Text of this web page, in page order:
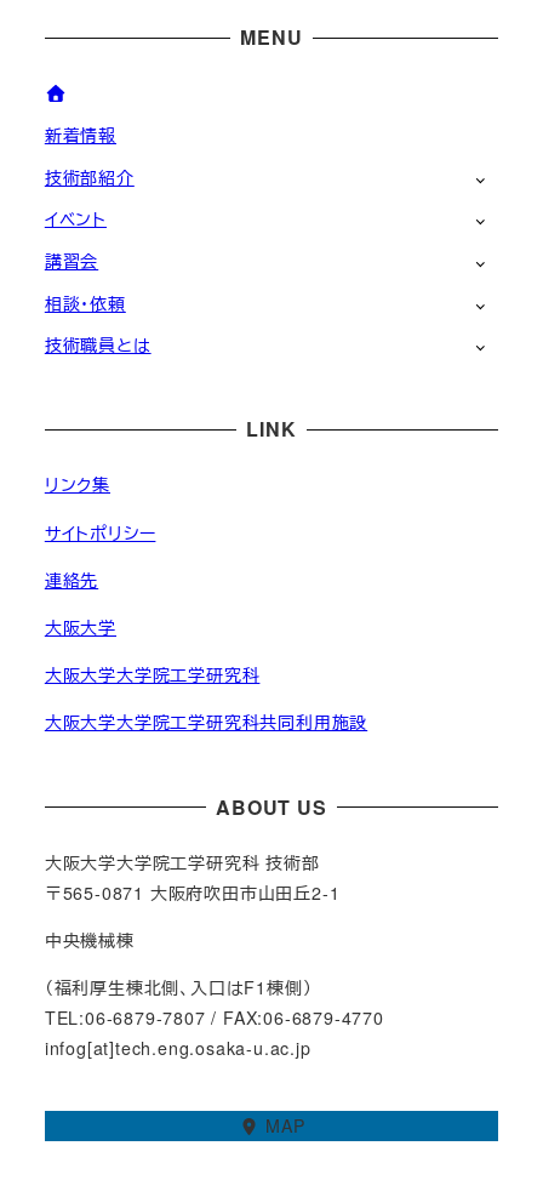
MENU
新着情報
技術部紹介
イベント
講習会
相談・依頼
技術職員とは
LINK
リンク集
サイトポリシー
連絡先
大阪大学
大阪大学大学院工学研究科
大阪大学大学院工学研究科共同利用施設
ABOUT US
大阪大学大学院工学研究科 技術部
〒565-0871 大阪府吹田市山田丘2-1
中央機械棟
（福利厚生棟北側、入口はF1棟側）
TEL:06-6879-7807 / FAX:06-6879-4770
infog[at]tech.eng.osaka-u.ac.jp
MAP